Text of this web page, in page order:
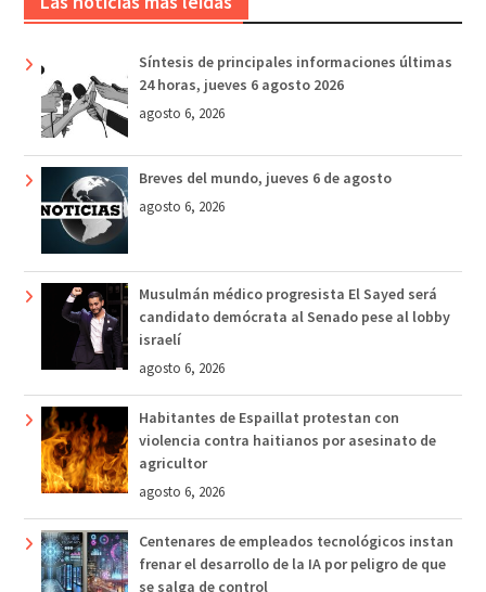
Síntesis de principales informaciones últimas
24 horas, jueves 6 agosto 2026
agosto 6, 2026
Breves del mundo, jueves 6 de agosto
agosto 6, 2026
Musulmán médico progresista El Sayed será
candidato demócrata al Senado pese al lobby
israelí
agosto 6, 2026
Habitantes de Espaillat protestan con
violencia contra haitianos por asesinato de
agricultor
agosto 6, 2026
Centenares de empleados tecnológicos instan
frenar el desarrollo de la IA por peligro de que
se salga de control